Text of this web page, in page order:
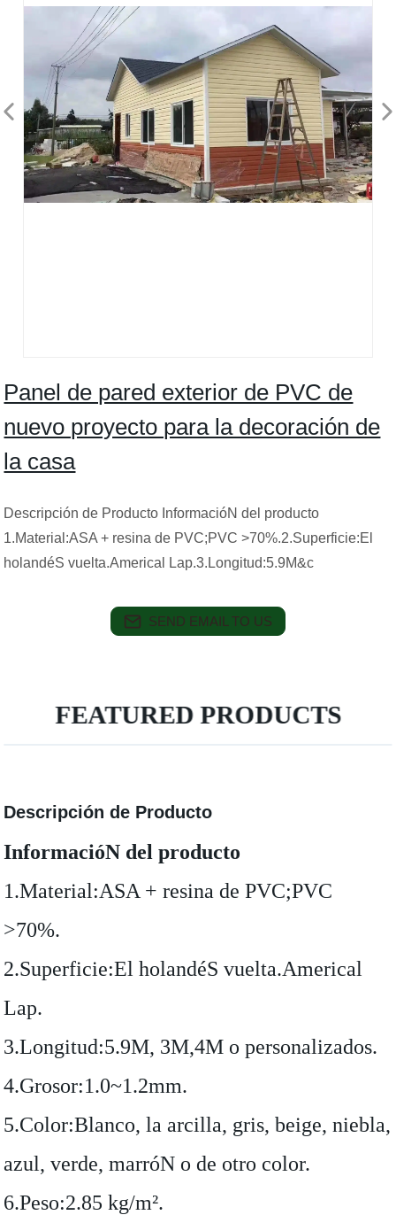
Panel de pared exterior de PVC de
nuevo proyecto para la decoración de
la casa
Descripción de Producto InformacióN del producto
1.Material:ASA + resina de PVC;PVC >70%.2.Superficie:El
holandéS vuelta.Americal Lap.3.Longitud:5.9M&c
SEND EMAIL TO US
FEATURED PRODUCTS
Descripción de Producto
InformacióN del producto
1.Material:ASA + resina de PVC;PVC
>70%.
2.Superficie:El holandéS vuelta.Americal
Lap.
3.Longitud:5.9M, 3M,4M o personalizados.
4.Grosor:1.0~1.2mm.
5.Color:Blanco, la arcilla, gris, beige, niebla,
azul, verde, marróN o de otro color.
6.Peso:2.85 kg/m².